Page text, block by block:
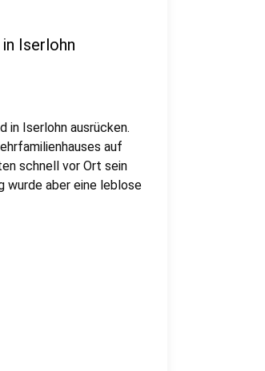
Iserlohn
in Iserlohn ausrücken.
auf
schnell vor Ort sein
wurde aber eine leblose